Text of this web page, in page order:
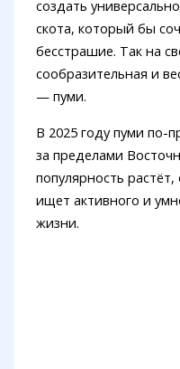
создать
скота, который бы
бесстрашие. Так на
сообразительная и
— пуми.
В 2025 году пуми по-
за пределами
популярность
ищет активного и
жизни.